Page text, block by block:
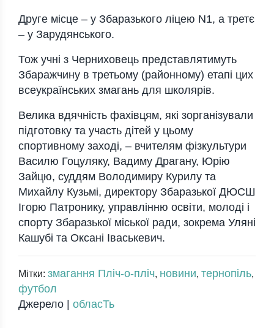
Друге місце – у Збаразького ліцею N1, а третє
– у Зарудянського.
Тож учні з Черниховець представлятимуть
Збаражчину в третьому (районному) етапі цих
всеукраїнських змагань для школярів.
Велика вдячність фахівцям, які зорганізували
підготовку та участь дітей у цьому
спортивному заході, – вчителям фізкультури
Василю Гоцуляку, Вадиму Драгану, Юрію
Зайцю, суддям Володимиру Курилу та
Михайлу Кузьмі, директору Збаразької ДЮСШ
Ігорю Патронику, управлінню освіти, молоді і
спорту Збаразької міської ради, зокрема Уляні
Кашубі та Оксані Іваськевич.
Мітки: змагання Пліч-о-пліч, новини, тернопіль,
футбол
Джерело | обласТь